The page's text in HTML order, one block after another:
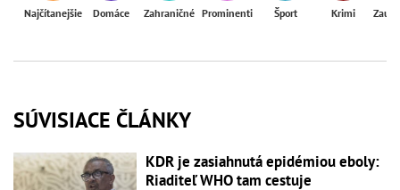
Najčítanejšie Domáce Zahraničné Prominenti Šport Krimi
SÚVISIACE ČLÁNKY
KDR je zasiahnutá epidémiou eboly:
Riaditeľ WHO tam cestuje